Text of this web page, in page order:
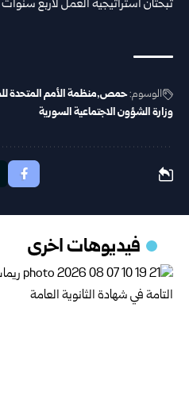
الوسوم:حمص منظمة الأمم المتحدة
وزارة الشؤون الاجتماعية السورية
فيديوهات اخرى